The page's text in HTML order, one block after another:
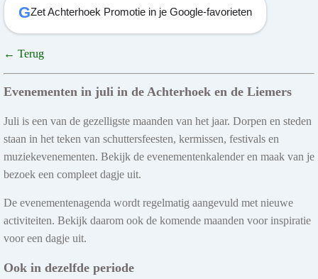
GZet Achterhoek Promotie in je Google-favorieten
← Terug
Evenementen in juli in de Achterhoek en de Liemers
Juli is een van de gezelligste maanden van het jaar. Dorpen en steden
staan in het teken van schuttersfeesten, kermissen, festivals en
muziekevenementen. Bekijk de evenementenkalender en maak van je
bezoek een compleet dagje uit.
De evenementenagenda wordt regelmatig aangevuld met nieuwe
activiteiten. Bekijk daarom ook de komende maanden voor inspiratie
voor een dagje uit.
Ook in dezelfde periode